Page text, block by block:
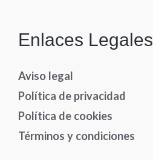
Enlaces Legales
Aviso legal
Política de privacidad
Política de cookies
Términos y condiciones